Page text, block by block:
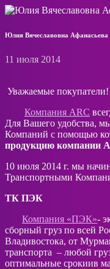
Юлия Вячеславовна Афанасьева
11 июля 2014
Уважаемые покупатели!
Компания ARC
Для Вашего удобства,
Компаний с помощью
продукцию компании
10 июля 2014 г. мы
Транспортными
ТК ПЭК
Компания «ПЭК»-
сборный груз по всей
Владивостока, от
транспорта – любой
оптимальные срокиив